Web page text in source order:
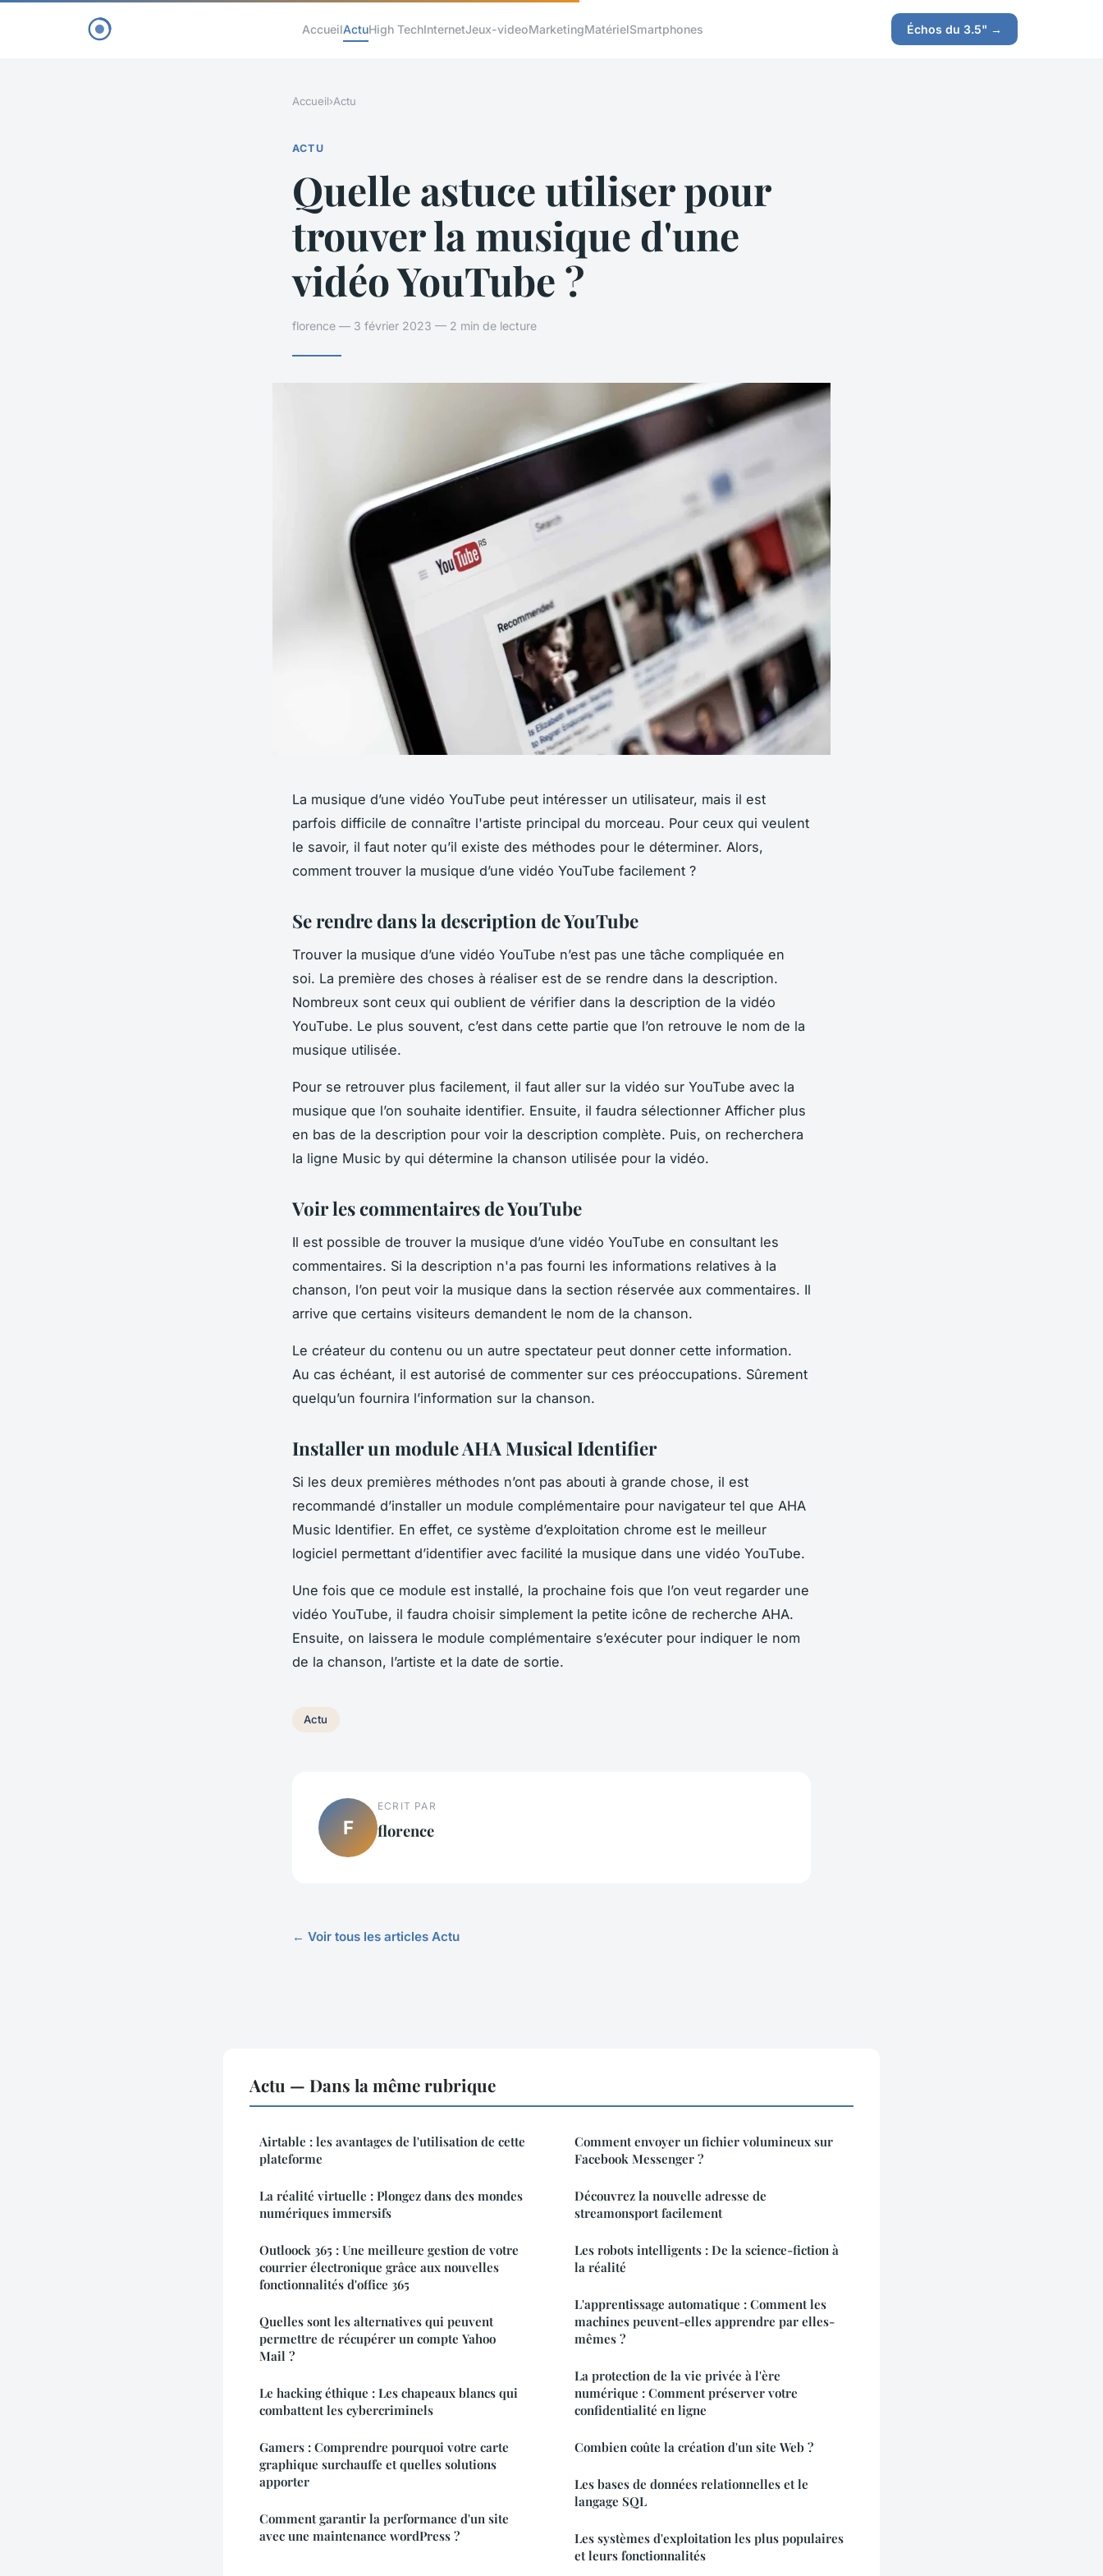
AccueilActuHigh TechInternetJeux-videoMarketingMatérielSmartphones Échos du 3.5" →
Accueil›Actu
ACTU
Quelle astuce utiliser pour
trouver la musique d'une
vidéo YouTube ?
florence — 3 février 2023 — 2 min de lecture
La musique d’une vidéo YouTube peut intéresser un utilisateur, mais il est
parfois difficile de connaître l'artiste principal du morceau. Pour ceux qui veulent
le savoir, il faut noter qu’il existe des méthodes pour le déterminer. Alors,
comment trouver la musique d’une vidéo YouTube facilement ?
Se rendre dans la description de YouTube
Trouver la musique d’une vidéo YouTube n’est pas une tâche compliquée en
soi. La première des choses à réaliser est de se rendre dans la description.
Nombreux sont ceux qui oublient de vérifier dans la description de la vidéo
YouTube. Le plus souvent, c’est dans cette partie que l’on retrouve le nom de la
musique utilisée.
Pour se retrouver plus facilement, il faut aller sur la vidéo sur YouTube avec la
musique que l’on souhaite identifier. Ensuite, il faudra sélectionner Afficher plus
en bas de la description pour voir la description complète. Puis, on recherchera
la ligne Music by qui détermine la chanson utilisée pour la vidéo.
Voir les commentaires de YouTube
Il est possible de trouver la musique d’une vidéo YouTube en consultant les
commentaires. Si la description n'a pas fourni les informations relatives à la
chanson, l’on peut voir la musique dans la section réservée aux commentaires. Il
arrive que certains visiteurs demandent le nom de la chanson.
Le créateur du contenu ou un autre spectateur peut donner cette information.
Au cas échéant, il est autorisé de commenter sur ces préoccupations. Sûrement
quelqu’un fournira l’information sur la chanson.
Installer un module AHA Musical Identifier
Si les deux premières méthodes n’ont pas abouti à grande chose, il est
recommandé d’installer un module complémentaire pour navigateur tel que AHA
Music Identifier. En effet, ce système d’exploitation chrome est le meilleur
logiciel permettant d’identifier avec facilité la musique dans une vidéo YouTube.
Une fois que ce module est installé, la prochaine fois que l’on veut regarder une
vidéo YouTube, il faudra choisir simplement la petite icône de recherche AHA.
Ensuite, on laissera le module complémentaire s’exécuter pour indiquer le nom
de la chanson, l’artiste et la date de sortie.
Actu
F
ECRIT PAR
florence
← Voir tous les articles Actu
Actu — Dans la même rubrique
Airtable : les avantages de l'utilisation de cette
plateforme
La réalité virtuelle : Plongez dans des mondes
numériques immersifs
Outloock 365 : Une meilleure gestion de votre
courrier électronique grâce aux nouvelles
fonctionnalités d'office 365
Quelles sont les alternatives qui peuvent
permettre de récupérer un compte Yahoo
Mail ?
Le hacking éthique : Les chapeaux blancs qui
combattent les cybercriminels
Gamers : Comprendre pourquoi votre carte
graphique surchauffe et quelles solutions
apporter
Comment garantir la performance d'un site
avec une maintenance wordPress ?
Comment envoyer un fichier volumineux sur
Facebook Messenger ?
Découvrez la nouvelle adresse de
streamonsport facilement
Les robots intelligents : De la science-fiction à
la réalité
L'apprentissage automatique : Comment les
machines peuvent-elles apprendre par elles-
mêmes ?
La protection de la vie privée à l'ère
numérique : Comment préserver votre
confidentialité en ligne
Combien coûte la création d'un site Web ?
Les bases de données relationnelles et le
langage SQL
Les systèmes d'exploitation les plus populaires
et leurs fonctionnalités